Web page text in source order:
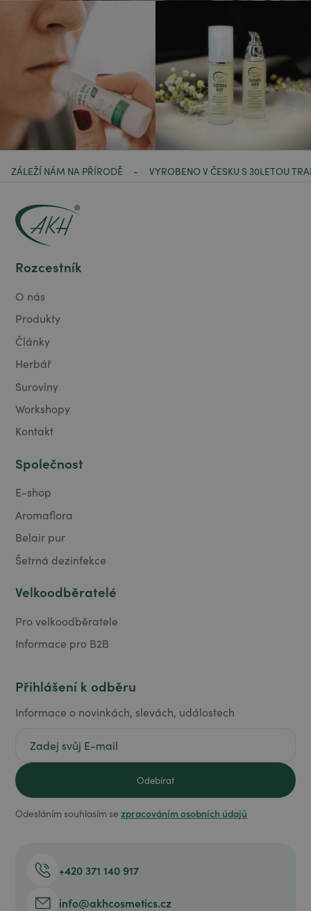
ZÁLEŽÍ NÁM NA PŘÍRODĚ - VYROBENO V ČESKU S 30LETOU
Rozcestník
O nás
Produkty
Články
Herbář
Suroviny
Workshopy
Kontakt
Společnost
E-shop
Aromaflora
Belair pur
Šetrná dezinfekce
Velkoodběratelé
Pro velkoodběratele
Informace pro B2B
Přihlášení k odběru
Informace o novinkách, slevách, událostech
Odesláním souhlasím sezpracováním osobních údajů
+420 371 140 917
info@akhcosmetics.cz